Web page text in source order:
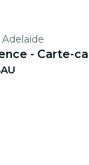
- Carte-